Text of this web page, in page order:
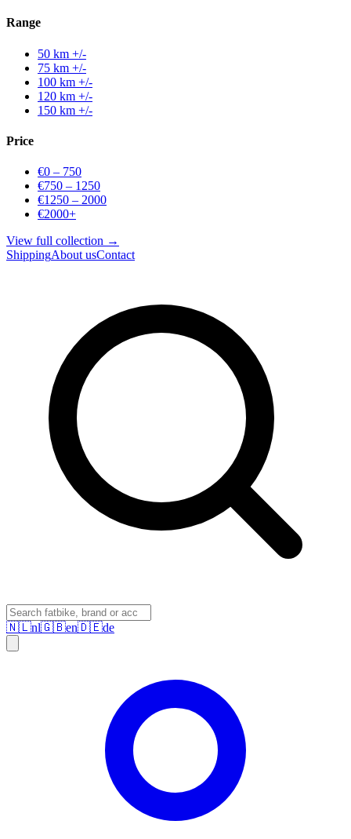
Range
50 km +/-
75 km +/-
100 km +/-
120 km +/-
150 km +/-
Price
€0 – 750
€750 – 1250
€1250 – 2000
€2000+
View full collection →
ShippingAbout usContact
🇳🇱nl🇬🇧en🇩🇪de